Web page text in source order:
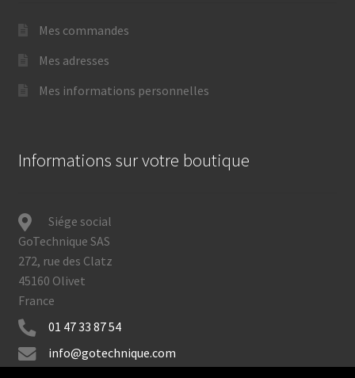
Mes commandes
Mes adresses
Mes informations personnelles
Informations sur votre boutique
Siége social
GoTechnique SAS
272, rue des Clatz
45160 Olivet
France
01 47 33 87 54
info@gotechnique.com